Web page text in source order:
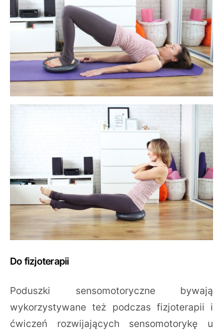
Do fizjoterapii
Poduszki sensomotoryczne bywają
wykorzystywane też podczas fizjoterapii i
ćwiczeń rozwijających sensomotorykę u